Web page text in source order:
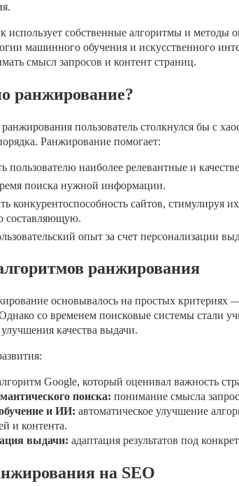
использует собственные алгоритмы и методы
машинного обучения и искусственного
смысл запросов и контент страниц.
ранжирование?
пользователь столкнулся бы с
Ранжирование помогает:
пользователю наиболее релевантные и
поиска нужной информации.
конкурентоспособность сайтов, стимулируя
составляющую.
опыт за счет персонализации
ранжирования
основывалось на простых критериях
со временем поисковые системы стали
качества выдачи.
Google, который оценивал важность
поиска: понимание смысла
и ИИ: автоматическое улучшение
и контента.
выдачи: адаптация результатов под
на SEO